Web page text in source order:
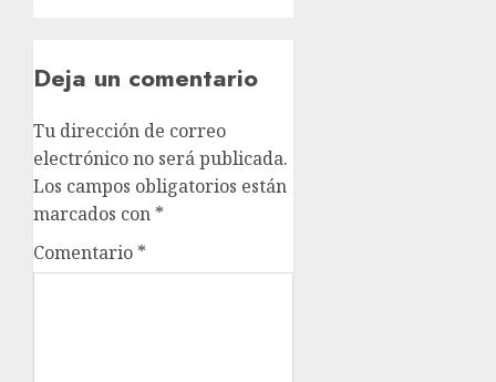
Deja un comentario
Tu dirección de correo
electrónico no será publicada.
Los campos obligatorios están
marcados con *
Comentario *